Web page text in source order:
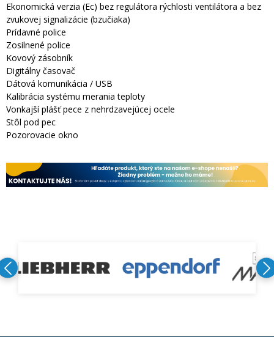
Ekonomická verzia (Ec) bez regulátora rýchlosti ventilátora a bez
zvukovej signalizácie (bzučiaka)
Prídavné police
Zosilnené police
Kovový zásobník
Digitálny časovač
Dátová komunikácia / USB
Kalibrácia systému merania teploty
Vonkajší plášť pece z nehrdzavejúcej ocele
Stôl pod pec
Pozorovacie okno